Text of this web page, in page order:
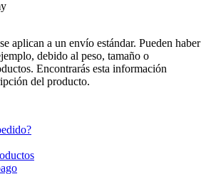
aplican a un envío estándar. Pueden haber
debido al peso, tamaño o
Encontrarás esta información
del producto.